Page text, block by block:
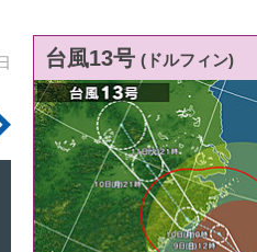
台風13号 (ドルフィン)